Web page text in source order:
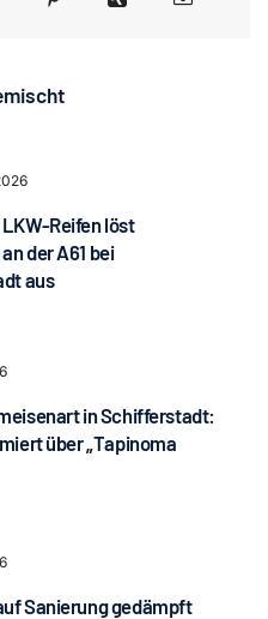
Reifen löst
der A61 bei
aus
in Schifferstadt:
über „Tapinoma
Sanierung gedämpft